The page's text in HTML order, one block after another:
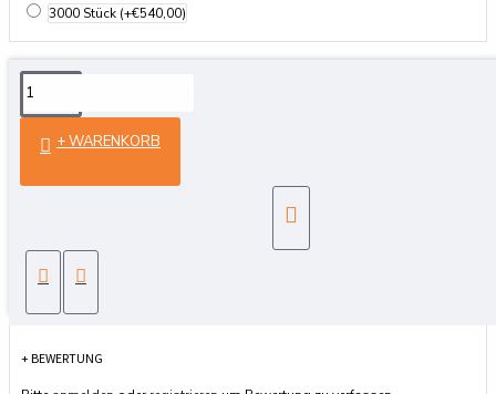
3000 Stück (+€540,00)
+ WARENKORB
Details
Reviews
+ BEWERTUNG